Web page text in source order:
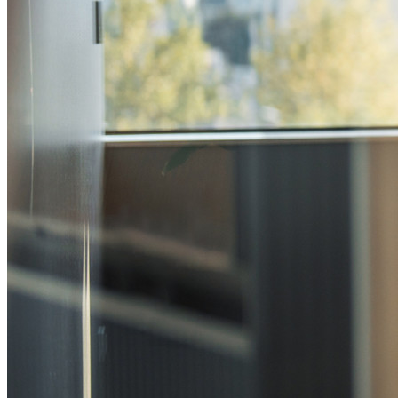
Ontdek Secrets Manager
End-to-end encryptie voor secrets management voor
development-, DevOps- en IT-teams.
Passwordless.dev en passkeys
Ontgrendel passkey-functionaliteiten en meer met slechts
Ontdek meer
Integraties
Partners
Access Intelligence
Bitwarden Authenticator